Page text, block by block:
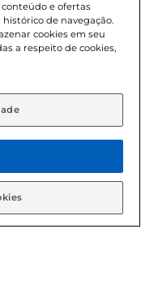
Proibida a venda
18 anos, conforme
da Criança e do
para o
on-line é de
direitos
e ofertas
histórico de navegação.
cookies em seu
a respeito de cookies,